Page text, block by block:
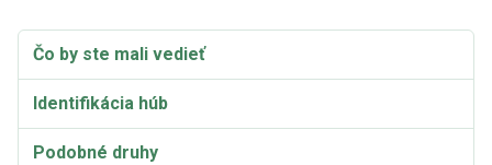
Čo by ste mali vedieť
Identifikácia húb
Podobné druhy